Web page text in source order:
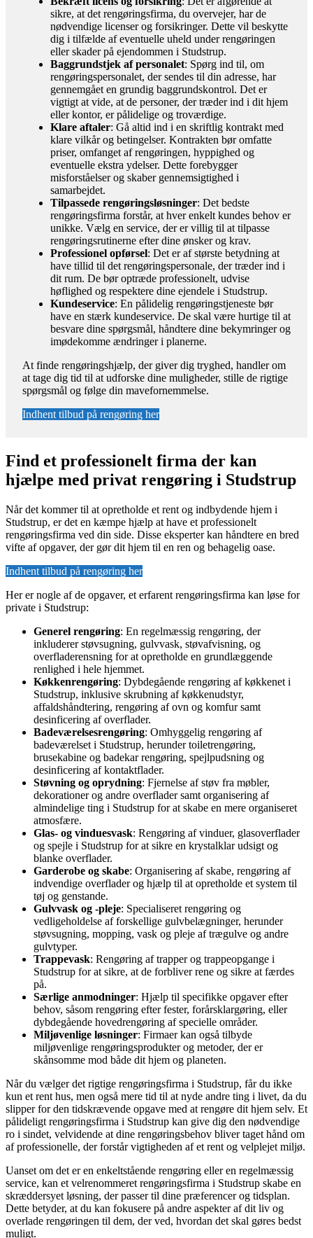
sikre, at det rengøringsfirma, du overvejer, har de
nødvendige licenser og forsikringer. Dette vil beskytte
dig i tilfælde af eventuelle uheld under rengøringen
eller skader på ejendommen i Studstrup.
Baggrundstjek af personalet: Spørg ind til, om
rengøringspersonalet, der sendes til din adresse, har
gennemgået en grundig baggrundskontrol. Det er
vigtigt at vide, at de personer, der træder ind i dit hjem
eller kontor, er pålidelige og troværdige.
Klare aftaler: Gå altid ind i en skriftlig kontrakt med
klare vilkår og betingelser. Kontrakten bør omfatte
priser, omfanget af rengøringen, hyppighed og
eventuelle ekstra ydelser. Dette forebygger
misforståelser og skaber gennemsigtighed i
samarbejdet.
Tilpassede rengøringsløsninger: Det bedste
rengøringsfirma forstår, at hver enkelt kundes behov er
unikke. Vælg en service, der er villig til at tilpasse
rengøringsrutinerne efter dine ønsker og krav.
Professionel opførsel: Det er af største betydning at
have tillid til det rengøringspersonale, der træder ind i
dit rum. De bør optræde professionelt, udvise
høflighed og respektere dine ejendele i Studstrup.
Kundeservice: En pålidelig rengøringstjeneste bør
have en stærk kundeservice. De skal være hurtige til at
besvare dine spørgsmål, håndtere dine bekymringer og
imødekomme ændringer i planerne.
At finde rengøringshjælp, der giver dig tryghed, handler om
at tage dig tid til at udforske dine muligheder, stille de rigtige
spørgsmål og følge din mavefornemmelse.
Indhent tilbud på rengøring her
Find et professionelt firma der kan
hjælpe med privat rengøring i Studstrup
Når det kommer til at opretholde et rent og indbydende hjem i
Studstrup, er det en kæmpe hjælp at have et professionelt
rengøringsfirma ved din side. Disse eksperter kan håndtere en bred
vifte af opgaver, der gør dit hjem til en ren og behagelig oase.
Indhent tilbud på rengøring her
Her er nogle af de opgaver, et erfarent rengøringsfirma kan løse for
private i Studstrup:
Generel rengøring: En regelmæssig rengøring, der
inkluderer støvsugning, gulvvask, støvafvisning, og
overfladerensning for at opretholde en grundlæggende
renlighed i hele hjemmet.
Køkkenrengøring: Dybdegående rengøring af køkkenet i
Studstrup, inklusive skrubning af køkkenudstyr,
affaldshåndtering, rengøring af ovn og komfur samt
desinficering af overflader.
Badeværelsesrengøring: Omhyggelig rengøring af
badeværelset i Studstrup, herunder toiletrengøring,
brusekabine og badekar rengøring, spejlpudsning og
desinficering af kontaktflader.
Støvning og oprydning: Fjernelse af støv fra møbler,
dekorationer og andre overflader samt organisering af
almindelige ting i Studstrup for at skabe en mere organiseret
atmosfære.
Glas- og vinduesvask: Rengøring af vinduer, glasoverflader
og spejle i Studstrup for at sikre en krystalklar udsigt og
blanke overflader.
Garderobe og skabe: Organisering af skabe, rengøring af
indvendige overflader og hjælp til at opretholde et system til
tøj og genstande.
Gulvvask og -pleje: Specialiseret rengøring og
vedligeholdelse af forskellige gulvbelægninger, herunder
støvsugning, mopping, vask og pleje af trægulve og andre
gulvtyper.
Trappevask: Rengøring af trapper og trappeopgange i
Studstrup for at sikre, at de forbliver rene og sikre at færdes
på.
Særlige anmodninger: Hjælp til specifikke opgaver efter
behov, såsom rengøring efter fester, forårsklargøring, eller
dybdegående hovedrengøring af specielle områder.
Miljøvenlige løsninger: Firmaer kan også tilbyde
miljøvenlige rengøringsprodukter og metoder, der er
skånsomme mod både dit hjem og planeten.
Når du vælger det rigtige rengøringsfirma i Studstrup, får du ikke
kun et rent hus, men også mere tid til at nyde andre ting i livet, da du
slipper for den tidskrævende opgave med at rengøre dit hjem selv. Et
pålideligt rengøringsfirma i Studstrup kan give dig den nødvendige
ro i sindet, velvidende at dine rengøringsbehov bliver taget hånd om
af professionelle, der forstår vigtigheden af et rent og velplejet miljø.
Uanset om det er en enkeltstående rengøring eller en regelmæssig
service, kan et velrenommeret rengøringsfirma i Studstrup skabe en
skræddersyet løsning, der passer til dine præferencer og tidsplan.
Dette betyder, at du kan fokusere på andre aspekter af dit liv og
overlade rengøringen til dem, der ved, hvordan det skal gøres bedst
muligt.